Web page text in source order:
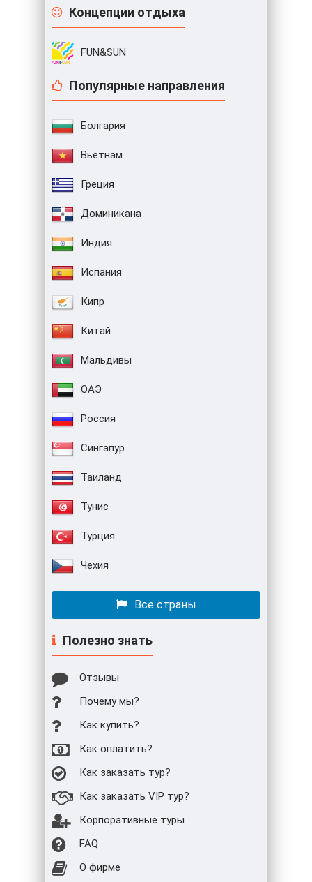
Концепции отдыха
FUN&SUN
Популярные направления
Болгария
Вьетнам
Греция
Доминикана
Индия
Испания
Кипр
Китай
Мальдивы
ОАЭ
Россия
Сингапур
Таиланд
Тунис
Турция
Чехия
Все страны
Полезно знать
Отзывы
Почему мы?
Как купить?
Как оплатить?
Как заказать тур?
Как заказать VIP тур?
Корпоративные туры
FAQ
О фирме